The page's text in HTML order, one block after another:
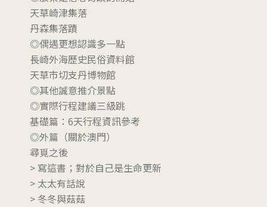
天草崎津集落
丹森集落蹟
◎偶遇更想認識多一點
長崎外海歷史民俗資料館
天草市切支丹博物館
◎其他誠意推介景點
◎實際行程建議三級跳
基礎篇：6天行程資訊參考
◎外篇（關於澳門）
尋覓之後
> 寫這書；對於自己是生命更新
> 太太有話說
> 冬冬與菇菇